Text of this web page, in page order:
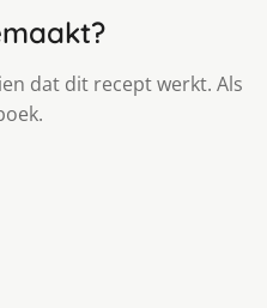
dat dit recept werkt. Als